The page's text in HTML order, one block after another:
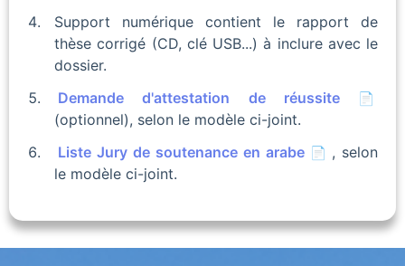
Support numérique contient le rapport de
thèse corrigé (CD, clé USB...) à inclure avec le
dossier.
Demande d'attestation de réussite
(optionnel), selon le modèle ci-joint.
Liste Jury de soutenance en arabe
, selon
le modèle ci-joint.